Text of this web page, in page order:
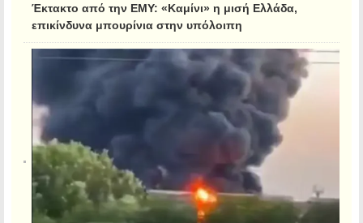
Έκτακτο από την ΕΜΥ: «Καμίνι» η μισή Ελλάδα,
επικίνδυνα μπουρίνια στην υπόλοιπη